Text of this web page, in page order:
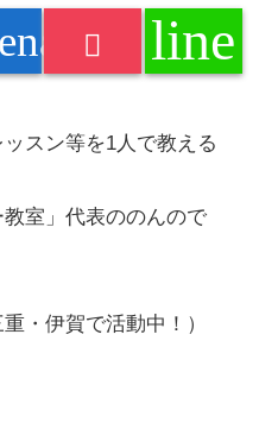
line
スン等を1人で教える
室」代表ののんので
・伊賀で活動中！）